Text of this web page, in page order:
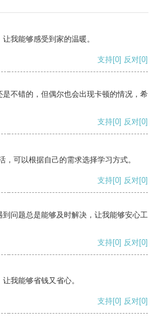
我能够感受到家的温暖。
支持[0] 反对[0]
不错的，但偶尔也会出现卡顿的情况，希
支持[0] 反对[0]
，可以根据自己的需求选择学习方式。
支持[0] 反对[0]
问题总是能够及时解决，让我能够安心工
支持[0] 反对[0]
我能够省钱又省心。
支持[0] 反对[0]